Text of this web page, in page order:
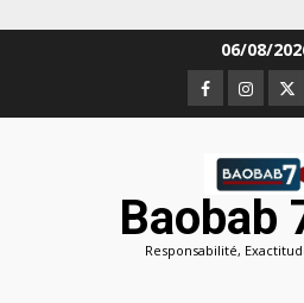
06/08/
Facebook
Baobab
Responsabilité,